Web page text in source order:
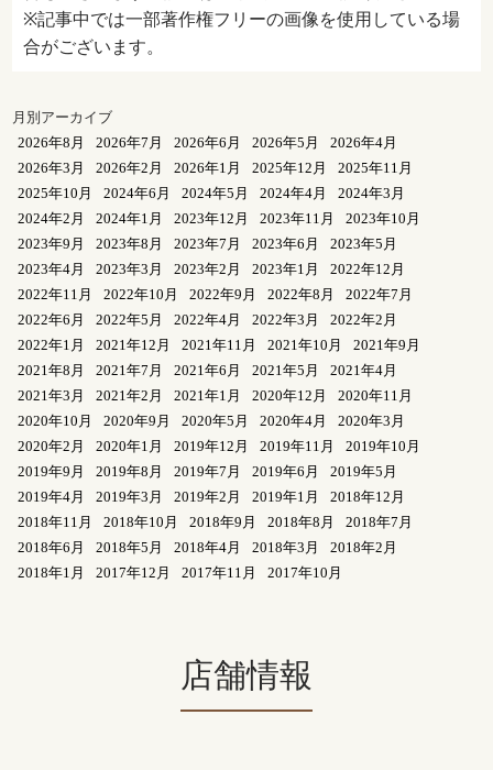
※記事中では一部著作権フリーの画像を使用している場
合がございます。
月別アーカイブ
2026年8月
2026年7月 2026年6月 2026年5月
2026年4月
2026年3月
2026年2月 2026年1月 2025年12月
2025年11月
2025年10月
2024年6月 2024年5月 2024年4月
2024年3月
2024年2月
2024年1月 2023年12月 2023年11月
2023年10月
2023年9月
2023年8月 2023年7月 2023年6月
2023年5月
2023年4月
2023年3月 2023年2月 2023年1月
2022年12月
2022年11月
2022年10月 2022年9月 2022年8月
2022年7月
2022年6月
2022年5月 2022年4月 2022年3月
2022年2月
2022年1月
2021年12月 2021年11月 2021年10月
2021年9月
2021年8月
2021年7月 2021年6月 2021年5月
2021年4月
2021年3月
2021年2月 2021年1月 2020年12月
2020年11月
2020年10月
2020年9月 2020年5月 2020年4月
2020年3月
2020年2月
2020年1月 2019年12月 2019年11月
2019年10月
2019年9月
2019年8月 2019年7月 2019年6月
2019年5月
2019年4月
2019年3月 2019年2月 2019年1月
2018年12月
2018年11月
2018年10月 2018年9月 2018年8月
2018年7月
2018年6月
2018年5月 2018年4月 2018年3月
2018年2月
2018年1月
2017年12月 2017年11月 2017年10月
店舗情報